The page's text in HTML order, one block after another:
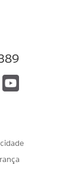
listado, dados
para resolver
Depois de
atualizada.